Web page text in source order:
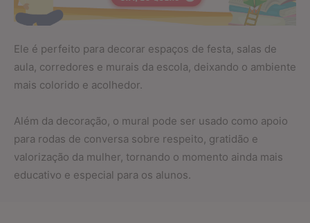
Ele é perfeito para decorar espaços de festa, salas de
aula, corredores e murais da escola, deixando o ambiente
mais colorido e acolhedor.
Além da decoração, o mural pode ser usado como apoio
para rodas de conversa sobre respeito, gratidão e
valorização da mulher, tornando o momento ainda mais
educativo e especial para os alunos.